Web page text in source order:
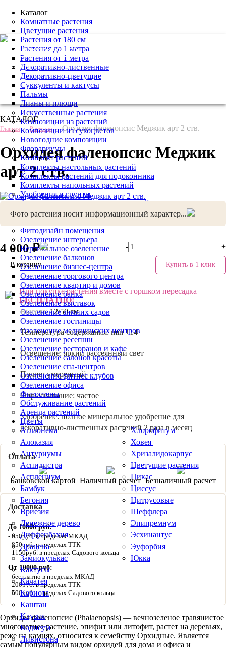
Каталог
Комнатные растения
Цветущие растения
Растения от 180 см
Растения до 1 метра
Растения от 1 метра
Декоративно-лиственные
Декоративно-цветущие
Суккуленты и кактусы
Пальмы
Лианы и плющи
Искусственные растения
Композиции из растений
Композиции из сухоцветов
Новогодние композиции
Флорариумы
Комплект растений
Комплекты настольных растений
Комплекты растений для подоконника
Комплекты напольных растений
Удобрения и грунты
Аксессуары для комнатных растений
Услуги
Фитодизайн помещения
Озеленение интерьера
Вертикальное озеленение
Озеленение балконов
Озеленение бизнес-центра
Озеленение торгового центра
Озеленение квартир и домов
Озеленение банка
Озеленение выставок
Озеленение зимних садов
Озеленение гостиницы
Озеленение медицинских центров
Озеленение ресепшн
Озеленение ресторанов и кафе
Озеленение салонов красоты
Озеленение спа-центров
Озеленение фитнес клубов
Озеленение офиса
Фитостены
Обслуживание растений
Аренда растений
Цветы
Аглаонема
Алоказия
Антуриумы
Аспидистра
Асплениум
Бамбук
Бегония
Вриезия
Денежное дерево
Диффенбахия
Драцена
Замиокулькас
Кактусы
Калатея
Кариота
Каштан
Клузия
Кодиеум
Ливистона
Хлорофитум
Ховея
Хризалидокарпус
Цветущие растения
Цикас
Циссус
Цитрусовые
Шеффлера
Эпипремнум
Эсхинантус
Эуфорбия
Юкка
+7 (495) 221 61 63
we@bestplants.ru
КАТАЛОГ
Главная - Растения - Орхидея фаленопсис Меджик арт 2 ств.
Орхидея фаленопсис Меджик
арт 2 ств.
Фото растения носит информационный характер...
4 000 ₽ - +
В корзину Купить в 1 клик
При покупке растения вместе с горшком пересадка
БЕСПЛАТНО!
Высота:12/50 см
Температура содержания:min +14
Освещение:яркий рассеянный свет
Полив:умеренный
Опрыскивание: частое
Удобрение: полное минеральное удобрение для
декоративно-лиственных растений 2 раза в месяц
Оплата
Банковской картой Наличный расчет Безналичный расчет
Доставка
До 10000 руб:
650руб. в пределах МКАД
850руб. в пределах ТТК
1150руб. в пределах Садового кольца
От 10000 руб:
бесплатно в пределах МКАД
200руб. в пределах ТТК
500руб. в пределах Садового кольца
Орхидея фаленопсис (Phalaenopsis) — вечнозеленое травянистое
многолетнее растение, эпифит или литофит, растет на деревьях,
реже на камнях, относится к семейству Орхидные. Является
самым популярным видом орхидей для дома и офиса и